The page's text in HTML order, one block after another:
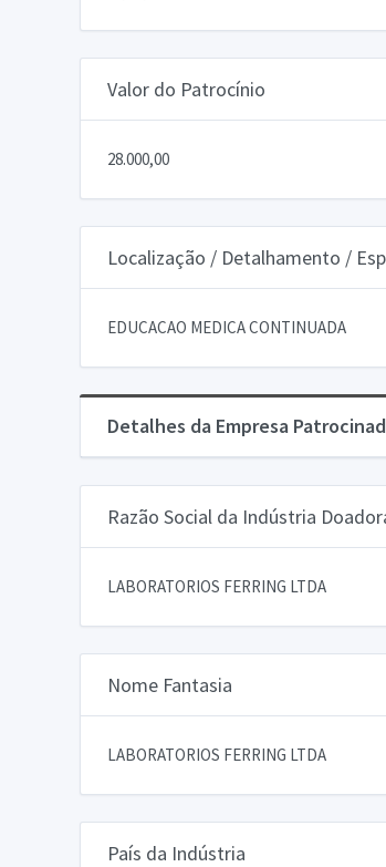
Valor do Patrocínio
28.000,00
Localização / Detalhamento /
EDUCACAO MEDICA CONTINUADA
Detalhes da Empresa
Razão Social da Indústria
LABORATORIOS FERRING LTDA
Nome Fantasia
LABORATORIOS FERRING LTDA
País da Indústria